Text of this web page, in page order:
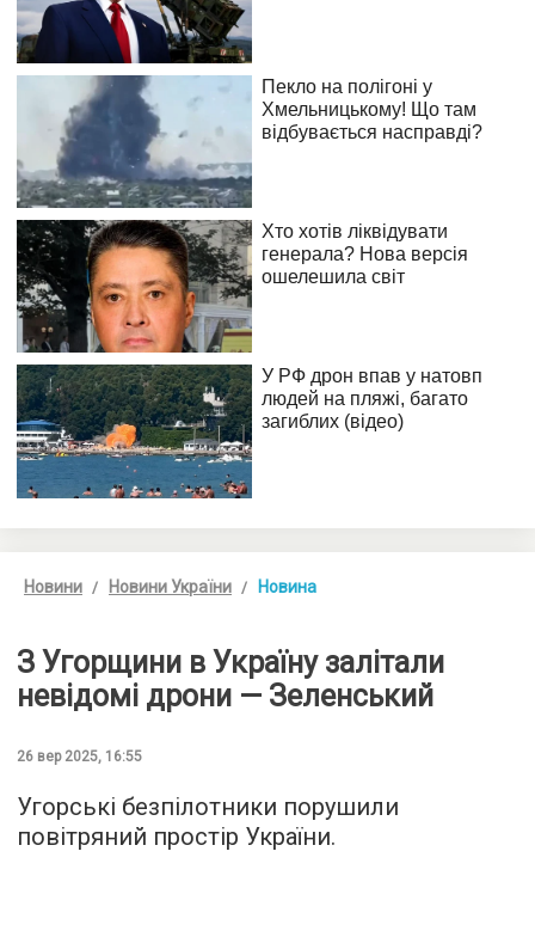
Новини Новини України Новина
З Угорщини в Україну залітали
невідомі дрони — Зеленський
26 вер 2025, 16:55
Угорські безпілотники порушили
повітряний простір України.